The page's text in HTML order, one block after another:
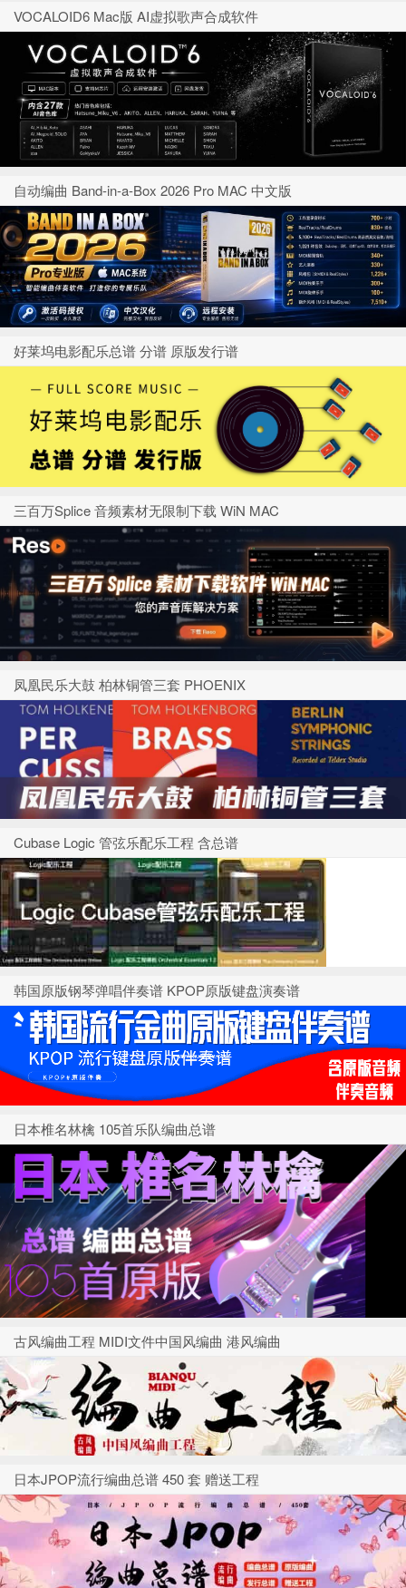
VOCALOID6 Mac版 AI虚拟歌声合成软件
自动编曲 Band-in-a-Box 2026 Pro MAC 中文版
好莱坞电影配乐总谱 分谱 原版发行谱
三百万Splice 音频素材无限制下载 WiN MAC
凤凰民乐大鼓 柏林铜管三套 PHOENIX
Cubase Logic 管弦乐配乐工程 含总谱
韩国原版钢琴弹唱伴奏谱 KPOP原版键盘演奏谱
日本椎名林檎 105首乐队编曲总谱
古风编曲工程 MIDI文件中国风编曲 港风编曲
日本JPOP流行编曲总谱 450 套 赠送工程